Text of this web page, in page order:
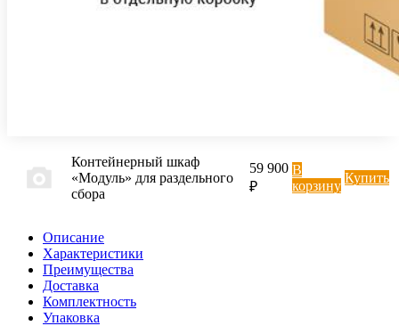
Контейнерный шкаф
«Модуль» для раздельного
сбора
59 900
₽
В
корзину
Купить
Описание
Характеристики
Преимущества
Доставка
Комплектность
Упаковка